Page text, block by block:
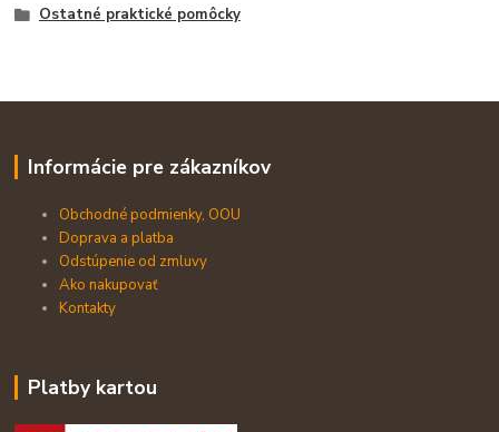
Ostatné praktické pomôcky
Informácie pre zákazníkov
Obchodné podmienky, OOU
Doprava a platba
Odstúpenie od zmluvy
Ako nakupovať
Kontakty
Platby kartou